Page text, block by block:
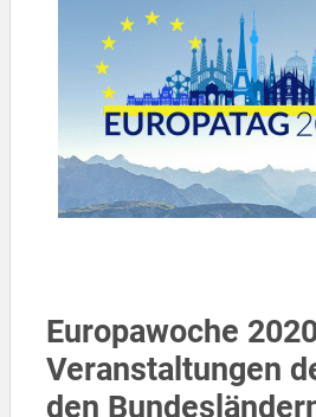
Europawoche
Veranstaltungen
den